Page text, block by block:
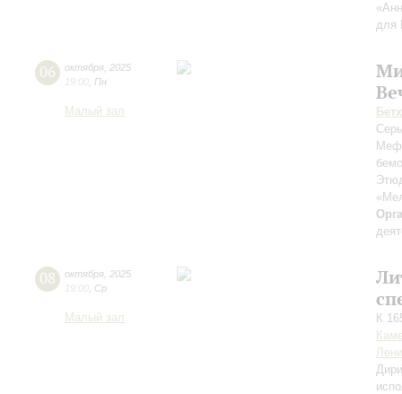
для
06 октября 2025
19:00 Пн
Малый зал
08 октября 2025
19:00 Ср
Малый зал
К